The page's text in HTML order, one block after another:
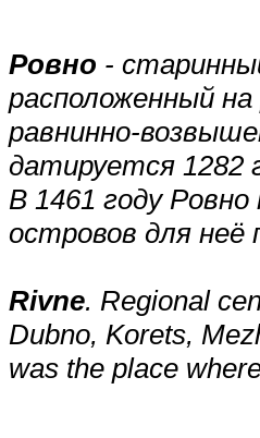
Ровно -
расположенный
равнинно-
датируется 1282
В 1461 году
островов для неё
Rivne. Regional
Dubno, Korets,
was the place